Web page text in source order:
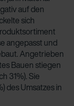
auf den
sich
angepasst und
Angetrieben
Bauen stiegen
31%). Sie
des Umsatzes in